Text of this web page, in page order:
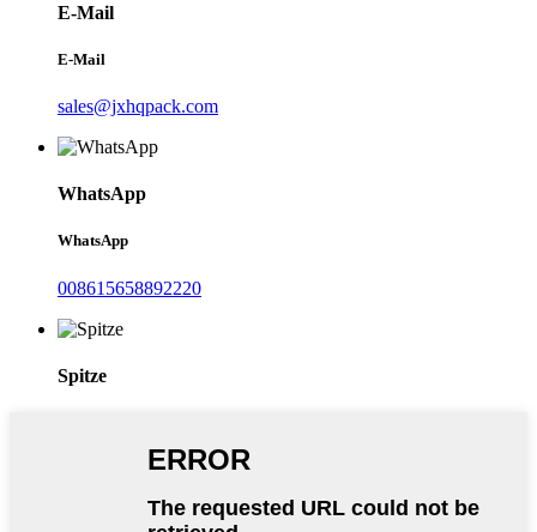
E-Mail
E-Mail
sales@jxhqpack.com
WhatsApp
WhatsApp
008615658892220
Spitze